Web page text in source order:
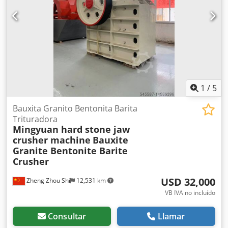
1 / 5
Zheng Zhou Shi 12,531 km
Bauxita Granito Bentonita Barita
Trituradora
Mingyuan hard stone jaw
crusher machine Bauxite
Granite Bentonite Barite
Crusher
USD 32,000
VB IVA no incluído
Consultar Llamar